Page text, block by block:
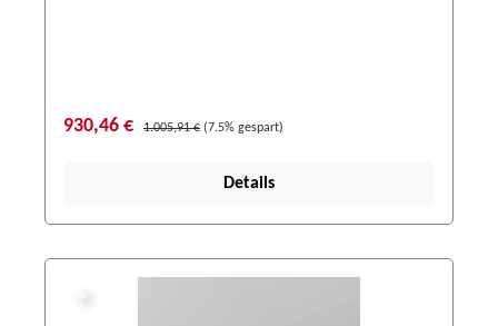
930,46 € 1.005,91 € (7.5% gespart)
Details